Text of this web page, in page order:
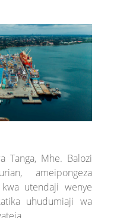
Tanga, Mhe. Balozi
ameipongeza
utendaji wenye
uhudumiaji wa